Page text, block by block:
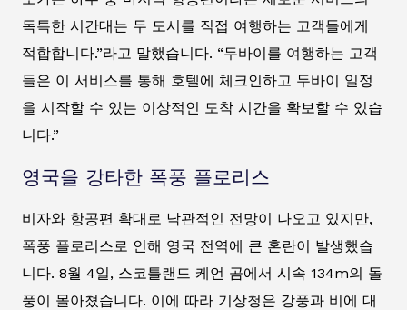
독특한 시간대는 두 도시를 직접 여행하는 고객들에게
적합합니다.”라고 말했습니다. “두바이를 여행하는 고객
들은 이 서비스를 통해 호텔에 체크인하고 두바이 일정
을 시작할 수 있는 이상적인 도착 시간을 확보할 수 있습
니다.”
영국을 강타한 폭풍 플로리스
비자와 항공편 확대로 낙관적인 전망이 나오고 있지만,
폭풍 플로리스로 인해 영국 전역에 큰 혼란이 발생했습
니다. 8월 4일, 스코틀랜드 케언 곰에서 시속 134m의 돌
풍이 몰아쳤습니다. 이에 따라 기상청은 강풍과 비에 대